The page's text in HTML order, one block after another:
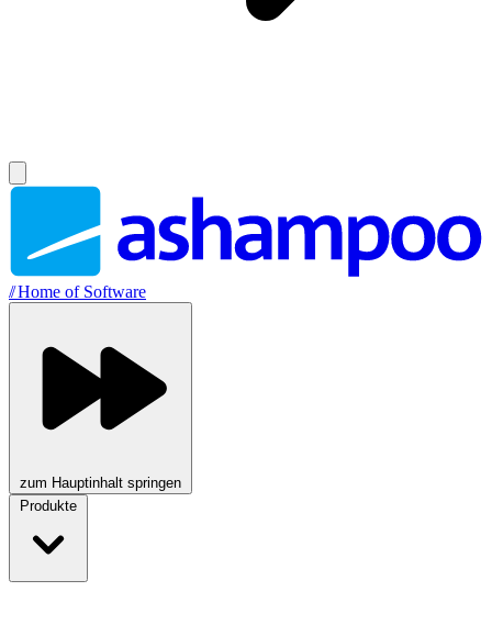
//Home of Software
zum Hauptinhalt springen
Produkte